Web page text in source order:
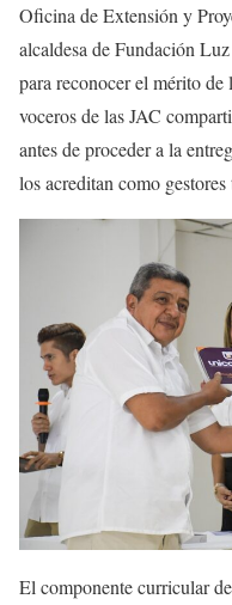
Oficina de Extensión y
alcaldesa de Fundación
para reconocer el mérito
voceros de las JAC
antes de proceder a la
los acreditan como
El componente curricular